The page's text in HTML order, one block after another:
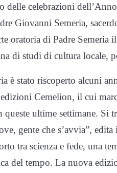
delle celebrazioni
Giovanni Semeria,
oratoria di Padre Semeria
di studi di cultura locale,
è stato riscoperto alcuni
Cemelion, il cui
ultime settimane. Si
gente che s’avvia”,
tra scienza e fede, una
del tempo. La nuova